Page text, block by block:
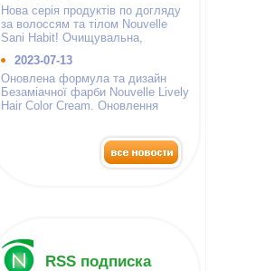
Нова серія продуктів по догляду
за волоссям та тілом Nouvelle
Sani Habit! Очищувальна,
2023-07-13
Оновлена формула та дизайн
Безаміачної фарби Nouvelle Lively
Hair Color Cream. Оновлення
RSS подписка